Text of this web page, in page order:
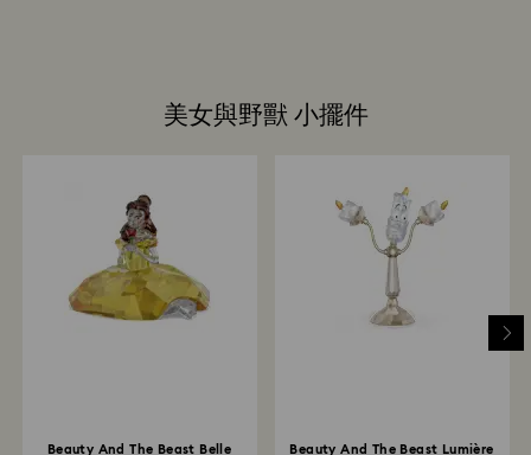
美女與野獸 小擺件
Beauty And The Beast Belle Beauty And The Beast Lumière